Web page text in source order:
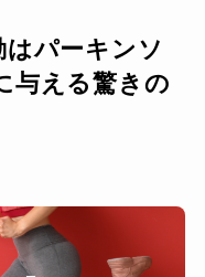
はパーキンソ
与える驚きの